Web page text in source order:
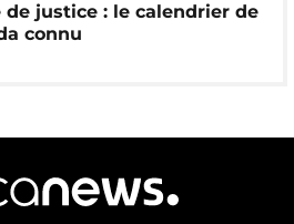
justice : le calendrier de
connu